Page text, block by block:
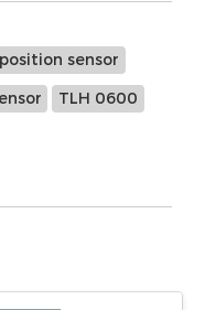
sensor
TLH 0600